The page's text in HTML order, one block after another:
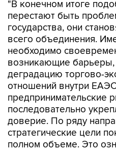
государства, они
всего объединения.
необходимо
возникающие
деградацию торгово-
отношений внутри
предпринимательские
последовательно
доверие. По ряду
стратегические цели
полном объеме. Это
сосредоточиться на
уже принятых